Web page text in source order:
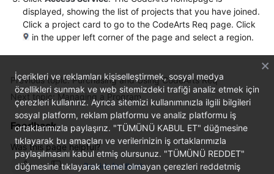
Reference
FAQs
More
Documents
General
Reference
displayed, showing the list of projects that you have joined.
Click a project card to go to the CodeArts Req page. Click
in the upper left corner of the page and select a region.
Previous topic: Purchasing and Using CodeArts Req
Next topic: Managing a Program
Feedback
Was this page helpful?
Provide feedback
İçerikleri ve reklamları kişiselleştirmek, sosyal medya
özellikleri sunmak ve web sitemizdeki trafiği analiz etmek için
çerezleri kullanırız. Ayrıca sitemizi kullanımınızla ilgili bilgileri
sosyal platform, reklam platformu ve analiz platformu iş
ortaklarımızla paylaşırız. "TÜMÜNÜ KABUL ET" düğmesine
tıklayarak bu amaçları ve verilerinizin iş ortaklarımızla
paylaşılmasını kabul etmiş olursunuz. "TÜMÜNÜ REDDET"
düğmesine tıklayarak temel olmayan çerezleri reddetmiş